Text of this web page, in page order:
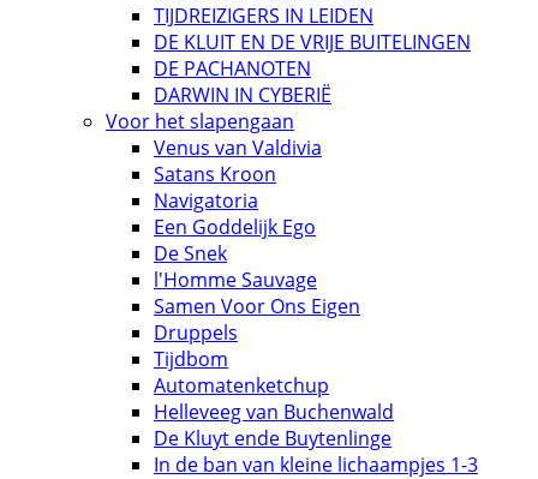
TIJDREIZIGERS IN LEIDEN
DE KLUIT EN DE VRIJE BUITELINGEN
DE PACHANOTEN
DARWIN IN CYBERIË
Voor het slapengaan
Venus van Valdivia
Satans Kroon
Navigatoria
Een Goddelijk Ego
De Snek
l'Homme Sauvage
Samen Voor Ons Eigen
Druppels
Tijdbom
Automatenketchup
Helleveeg van Buchenwald
De Kluyt ende Buytenlinge
In de ban van kleine lichaampjes 1-3